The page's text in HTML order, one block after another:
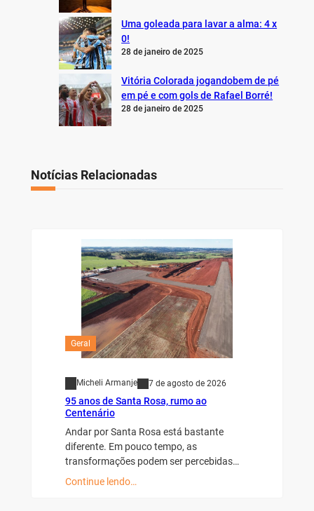
Uma goleada para lavar a alma: 4 x
0!
28 de janeiro de 2025
Vitória Colorada jogandobem de pé
em pé e com gols de Rafael Borré!
28 de janeiro de 2025
Notícias Relacionadas
Geral
Micheli Armanje 7 de agosto de 2026
95 anos de Santa Rosa, rumo ao
Centenário
Andar por Santa Rosa está bastante
diferente. Em pouco tempo, as
transformações podem ser percebidas…
Continue lendo…